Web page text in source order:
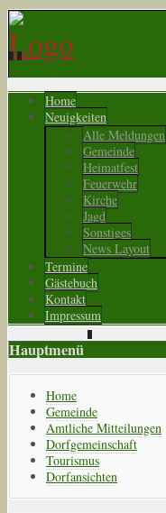
Home
Neuigkeiten
Alle Meldungen
Gemeinde
Heimatfest
Feuerwehr
Kirche
Jagd
Sonstiges
News Layout
Termine
Gästebuch
Kontakt
Impressum
Hauptmenü
Home
Gemeinde
Amtliche Mitteilungen
Dorfgemeinschaft
Tourismus
Dorfansichten